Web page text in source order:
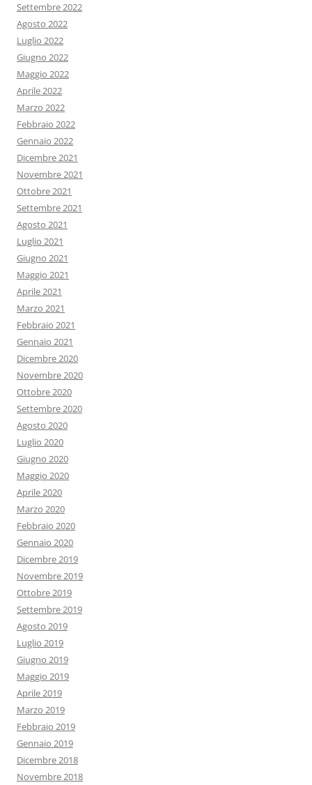
Settembre 2022
Agosto 2022
Luglio 2022
Giugno 2022
Maggio 2022
Aprile 2022
Marzo 2022
Febbraio 2022
Gennaio 2022
Dicembre 2021
Novembre 2021
Ottobre 2021
Settembre 2021
Agosto 2021
Luglio 2021
Giugno 2021
Maggio 2021
Aprile 2021
Marzo 2021
Febbraio 2021
Gennaio 2021
Dicembre 2020
Novembre 2020
Ottobre 2020
Settembre 2020
Agosto 2020
Luglio 2020
Giugno 2020
Maggio 2020
Aprile 2020
Marzo 2020
Febbraio 2020
Gennaio 2020
Dicembre 2019
Novembre 2019
Ottobre 2019
Settembre 2019
Agosto 2019
Luglio 2019
Giugno 2019
Maggio 2019
Aprile 2019
Marzo 2019
Febbraio 2019
Gennaio 2019
Dicembre 2018
Novembre 2018